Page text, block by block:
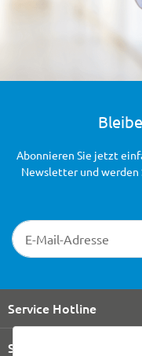
Newsletter-
Abonnieren Sie jetzt
Newsletter und werden
Service Hotline
Shop Service